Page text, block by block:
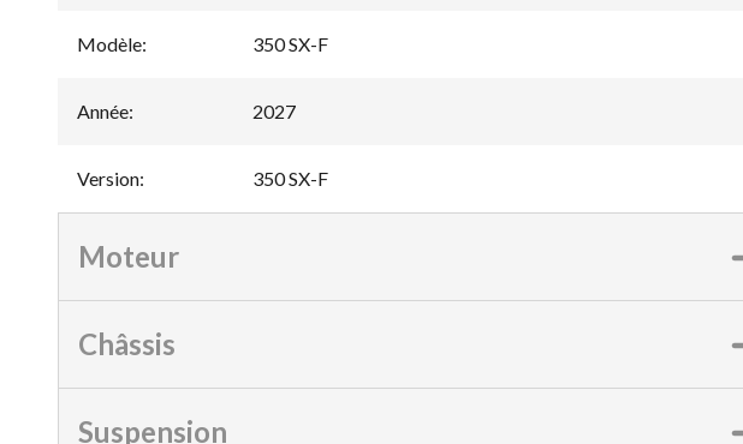
Modèle: 350 SX-F
Année: 2027
Version: 350 SX-F
Moteur
Châssis
Suspension